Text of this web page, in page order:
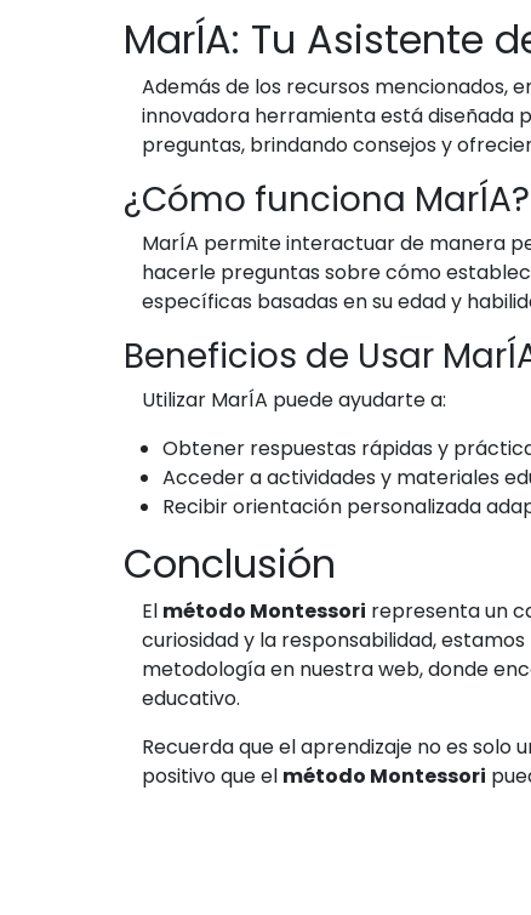
MarÍA: Tu Asistente
Además de los recursos mencionados,
innovadora herramienta está diseñada
preguntas, brindando consejos y
¿Cómo funciona MarÍA?
MarÍA permite interactuar de manera
hacerle preguntas sobre cómo
específicas basadas en su edad y
Beneficios de Usar
Utilizar MarÍA puede ayudarte a:
Obtener respuestas rápidas y
Acceder a actividades y materiales
Recibir orientación personalizada
Conclusión
El método Montessori representa un
curiosidad y la responsabilidad,
metodología en nuestra web, donde
educativo.
Recuerda que el aprendizaje no es solo
positivo que el método Montessori